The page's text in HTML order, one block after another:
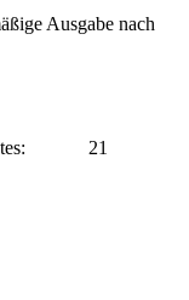
Ausgabe nach
21